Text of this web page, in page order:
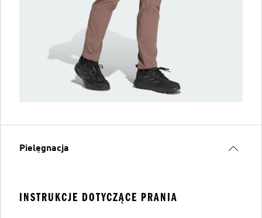
Pielęgnacja
INSTRUKCJE DOTYCZĄCE PRANIA